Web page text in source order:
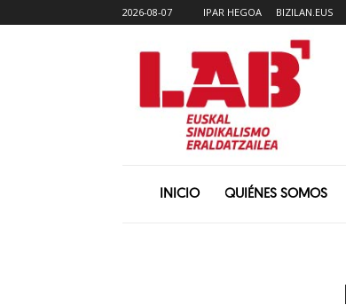
2026-08-07 IPAR HEGOA BIZILAN.EUS
INICIO QUIÉNES SOMOS